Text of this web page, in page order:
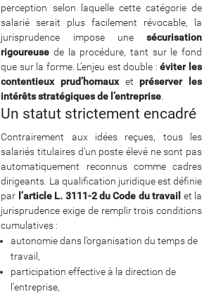
perception selon laquelle cette catégorie de
salarié serait plus facilement révocable, la
jurisprudence impose une sécurisation
rigoureuse de la procédure, tant sur le fond
que sur la forme. L’enjeu est double :éviter les
contentieux prud’homauxetpréserver les
intérêts stratégiques de l’entreprise.
Un statut strictement encadré
Contrairement aux idées reçues, tous les
salariés titulaires d’un poste élevé ne sont pas
automatiquement reconnus comme cadres
dirigeants. La qualification juridique est définie
par l’article L. 3111-2 du Code du travail et la
jurisprudence exige de remplir trois conditions
cumulatives :
autonomie dans l’organisation du temps de
travail,
participation effective à la direction de
l’entreprise,